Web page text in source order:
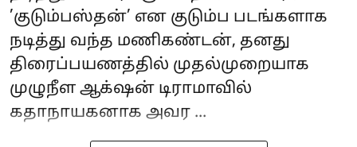
’குடும்பஸ்தன்’ என குடும்ப படங்களாக
நடித்து வந்த மணிகண்டன், தனது
திரைப்பயணத்தில் முதல்முறையாக
முழுநீள ஆக்‌ஷன் டிராமாவில்
கதாநாயகனாக அவர ...